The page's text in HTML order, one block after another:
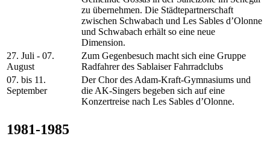
zu übernehmen. Die Städtepartnerschaft
zwischen Schwabach und Les Sables d’Olonne
und Schwabach erhält so eine neue
Dimension.
27. Juli - 07.
August
Zum Gegenbesuch macht sich eine Gruppe
Radfahrer des Sablaiser Fahrradclubs
07. bis 11.
September
Der Chor des Adam-Kraft-Gymnasiums und
die AK-Singers begeben sich auf eine
Konzertreise nach Les Sables d’Olonne.
1981-1985